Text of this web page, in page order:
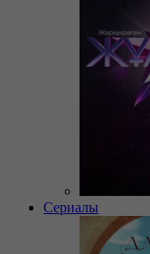
Сериалы